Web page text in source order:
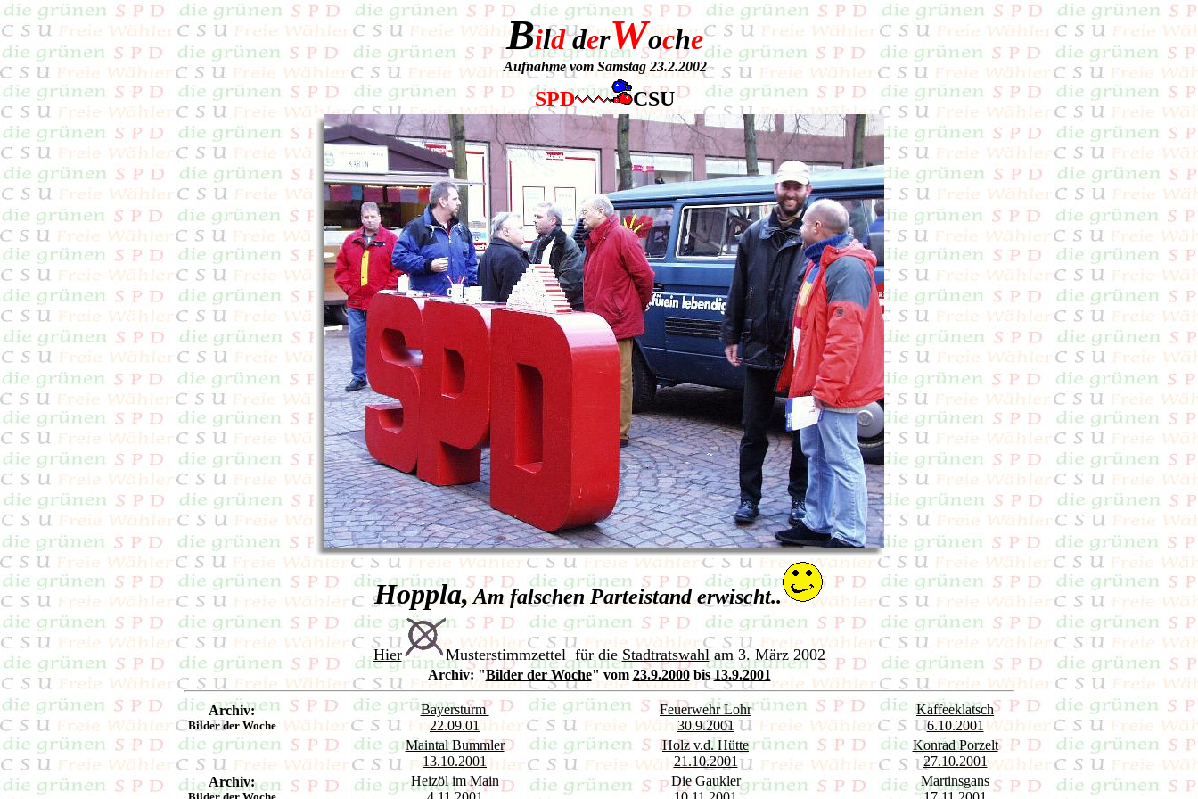
BildderWoche
Aufnahme vom Samstag 23.2.2002
SPD CSU
Hoppla,Am falschen Parteistand erwischt..
Hier Musterstimmzettel für die Stadtratswahlam 3. März 2002
Archiv: "Bilder der Woche" vom 23.9.2000bis13.9.2001
Archiv:
Bilder der Woche
Bayersturm
22.09.01
Feuerwehr Lohr
30.9.2001
Kaffeeklatsch
6.10.2001
Maintal Bummler
13.10.2001
Holz v.d. Hütte
21.10.2001
Konrad Porzelt
27.10.2001
Archiv:
Heizöl im Main
Die Gaukler
Martinsgans